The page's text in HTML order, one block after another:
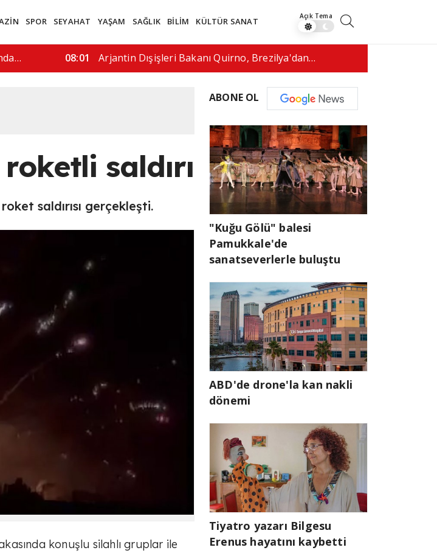
SPOR SEYAHAT YAŞAM SAĞLIK BİLİM KÜLTÜR SANAT
06:13 Sosyal medya fenomeni canlı yayında vurularak…
saldırı
saldırısı gerçekleşti.
konuşlu silahlı gruplar ile
ABONE OL
"Kuğu Gölü" balesi
Pamukkale'de
sanatseverlerle buluştu
ABD'de drone'la kan nakli
dönemi
Tiyatro yazarı Bilgesu
Erenus hayatını kaybetti